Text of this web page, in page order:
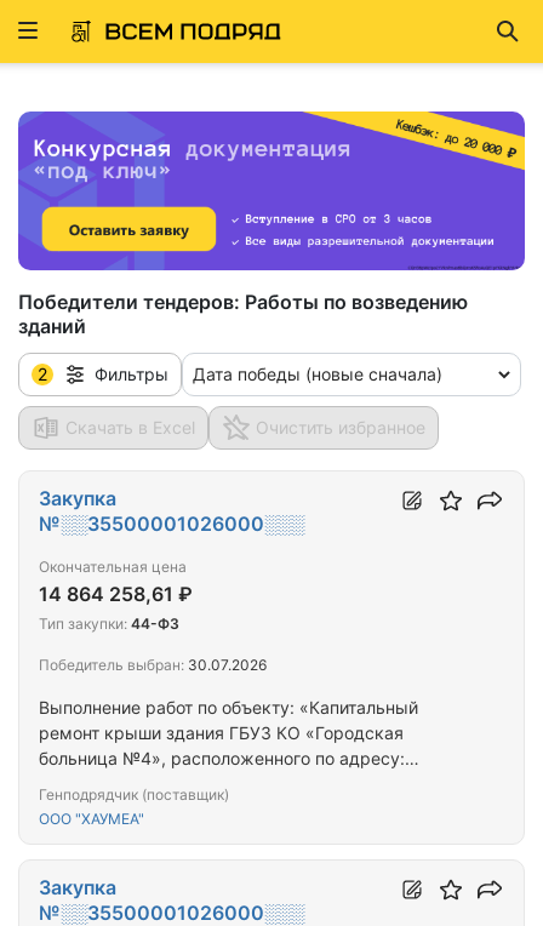
Развернуть
Победители тендеров: Работы по возведению
зданий
2 Фильтры Дата победы (новые сначала)
Скачать в Excel Очистить избранное
Выполнение работ по объекту: «Капитальный
ремонт крыши здания ГБУЗ КО «Городская
больница №4», расположенного по адресу:
Университетская, д. 1а, 1-11»
Генподрядчик (поставщик)
ООО "ХАУМЕА"
Закупка
№░░35500001026000░░░
Окончательная цена
14 864 258,61 ₽
Тип закупки: 44-ФЗ
Победитель выбран: 30.07.2026
Закупка
№░░35500001026000░░░